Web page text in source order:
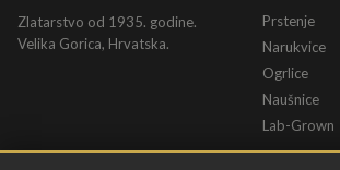
Zlatarstvo od 1935. godine.
Velika Gorica, Hrvatska.
Prstenje
Narukvice
Ogrlice
Naušnice
Lab-Grown